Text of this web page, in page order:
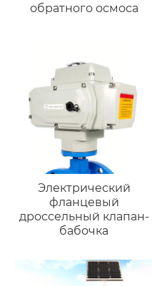
обратного осмоса
Электрический
фланцевый
дроссельный клапан-
бабочка